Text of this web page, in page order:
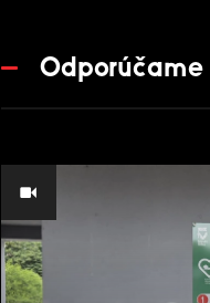
Odporúčame